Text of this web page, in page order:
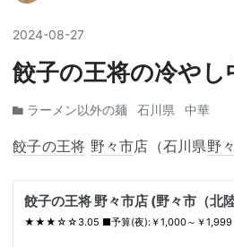
2024-08-27
餃子の王将の冷やし
ラーメン以外の麺 石川県 中華
餃子の王将 野々市店（石川県野